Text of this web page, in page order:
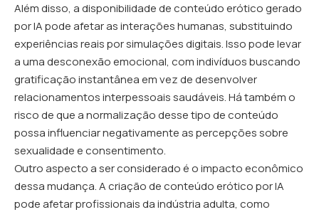
Além disso, a disponibilidade de conteúdo erótico gerado
por IA pode afetar as interações humanas, substituindo
experiências reais por simulações digitais. Isso pode levar
a uma desconexão emocional, com indivíduos buscando
gratificação instantânea em vez de desenvolver
relacionamentos interpessoais saudáveis. Há também o
risco de que a normalização desse tipo de conteúdo
possa influenciar negativamente as percepções sobre
sexualidade e consentimento.
Outro aspecto a ser considerado é o impacto econômico
dessa mudança. A criação de conteúdo erótico por IA
pode afetar profissionais da indústria adulta, como